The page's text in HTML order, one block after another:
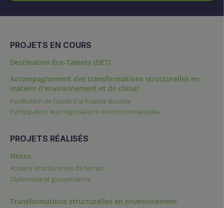
PROJETS EN COURS
Destination Éco-Talents (DET)
Accompagnement des transformations structurelles en
matière d’environnement et de climat
Facilitation de l’accès à la finance durable
Participation aux négociations environnementales
PROJETS RÉALISÉS
Nexus
Actions structurantes de terrain
Diplomatie et gouvernance
Transformations structurelles en environnement